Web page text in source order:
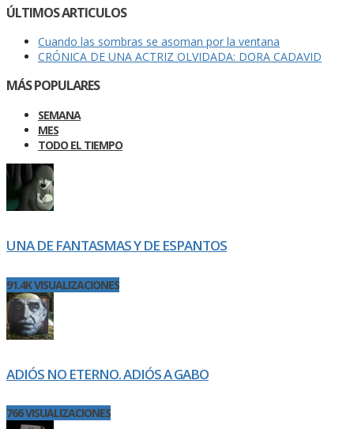
ÚLTIMOS ARTICULOS
Cuando las sombras se asoman por la ventana
CRÓNICA DE UNA ACTRIZ OLVIDADA: DORA CADAVID
MÁS POPULARES
SEMANA
MES
TODO EL TIEMPO
UNA DE FANTASMAS Y DE ESPANTOS
91.4K VISUALIZACIONES
ADIÓS NO ETERNO. ADIÓS A GABO
766 VISUALIZACIONES